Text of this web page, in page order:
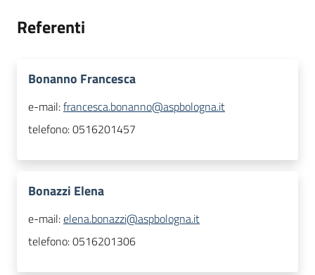
Referenti
Bonanno Francesca
e-mail:francesca.bonanno@aspbologna.it
telefono:0516201457
Bonazzi Elena
e-mail:elena.bonazzi@aspbologna.it
telefono:0516201306